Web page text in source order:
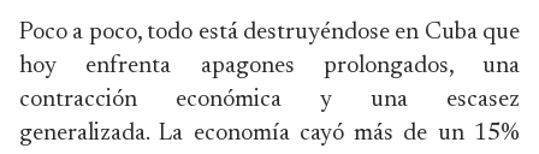
Poco a poco, todo está destruyéndose en Cuba que
hoy enfrenta apagones prolongados, una
contracción económica y una escasez
generalizada. La economía cayó más de un 15%